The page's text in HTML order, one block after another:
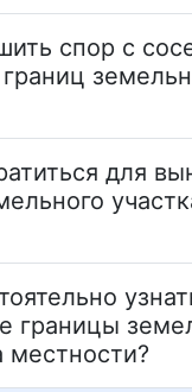
спор с
для
границы
местности?